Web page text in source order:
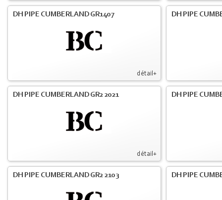
détail+
DH PIPE CUMBERLAND GR1407 DH PIPE
détail+
DH PIPE CUMBERLAND GR2 2021 DH PIPE
DH PIPE CUMBERLAND GR2 2103 DH PIPE